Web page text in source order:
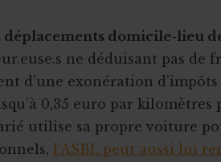
déplacements domicile-lieu
ne déduisant pas de
d’une exonération d’impôts
0,35 euro par kilomètres
utilise sa propre voiture
l’ASBL peut aussi lui